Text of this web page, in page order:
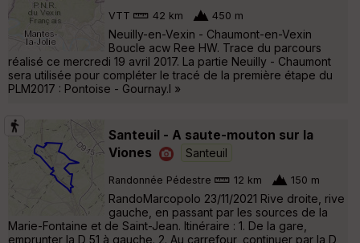
VTT 42 km 450 m
Neuilly-en-Vexin - Chaumont-en-Vexin
Boucle acw Ree HW. Trace du parcours
réalisé ce mercredi 19 avril 2017. La partie Neuilly - Chaumont
sera utilisée pour compléter le tracé de la première étape du
PLM2017 : Pontoise - Gournay.l »
Santeuil - A saute-mouton sur la
Viones
Santeuil
Randonnée Pédestre 12 km 150 m
RandoMarcopolo 23/11/2021 Rive droite, rive
gauche, en passant par les sources de la
Marie-Fontaine et de Saint-Jean. Itinéraire : 1. De la gare,
emprunter la D 51 à gauche. 2. Au carrefour, continuer par la D